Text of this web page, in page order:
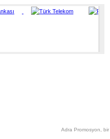
Adra Promosyon, bir